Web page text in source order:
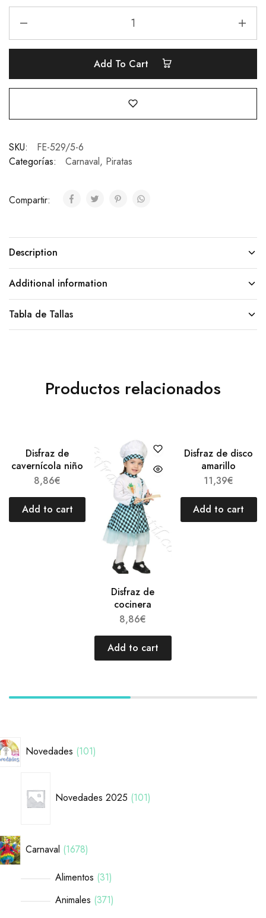
Add To Cart
SKU:
FE-529/5-6
Categorías:
Carnaval, Piratas
Compartir:
Description
Additional information
Tabla de Tallas
Productos relacionados
Disfraz de
cavernícola niño
8,86€
Add to cart
Disfraz de
cocinera
8,86€
Add to cart
Disfraz de disco
amarillo
11,39€
Add to cart
Novedades 101
Novedades 2025 101
Carnaval 1678
Alimentos 31
Animales 371